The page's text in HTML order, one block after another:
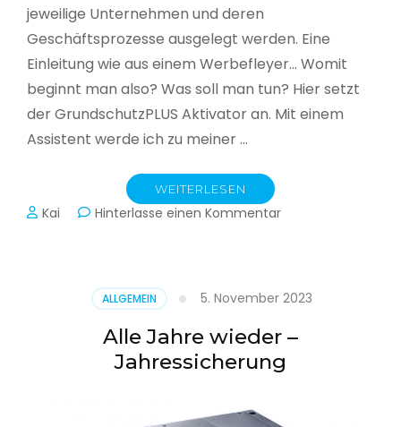
jeweilige Unternehmen und deren
Geschäftsprozesse ausgelegt werden. Eine
Einleitung wie aus einem Werbefleyer… Womit
beginnt man also? Was soll man tun? Hier setzt
der GrundschutzPLUS Aktivator an. Mit einem
Assistent werde ich zu meiner …
WEITERLESEN
Kai Hinterlasse einen Kommentarzu
ALLGEMEIN 5. November 2023
Alle Jahre wieder –
Jahressicherung